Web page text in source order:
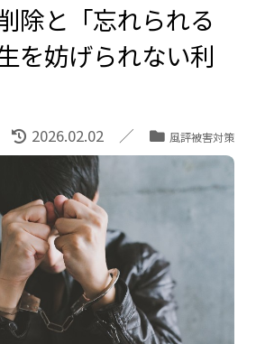
除と「忘れられる
を妨げられない利
2026.02.02 風評被害対策